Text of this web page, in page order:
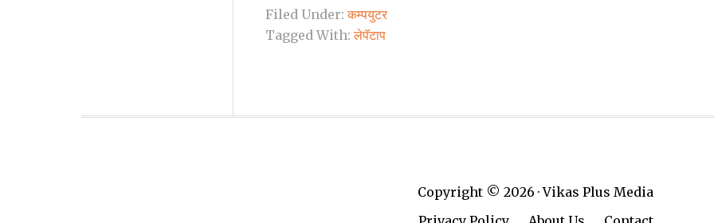
Filed Under:कम्‍पयुटर
Tagged With:लेपॅटाप
Copyright © 2026 · Vikas Plus Media